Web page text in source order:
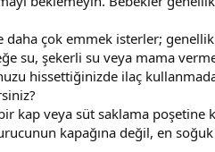
daha çok emmek isterler;
su, şekerli su veya mama
hissettiğinizde ilaç
kap veya süt saklama
kapağına değil, en